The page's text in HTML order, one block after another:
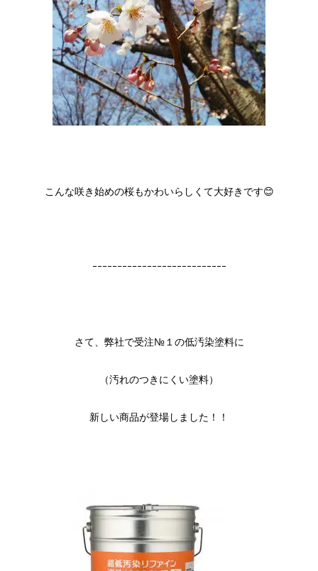
こんな咲き始めの桜もかわいらしくて大好きです😊
ｰｰｰｰｰｰｰｰｰｰｰｰｰｰｰｰｰｰｰｰｰｰｰｰｰｰｰ
さて、弊社で受注№１の低汚染塗料に
（汚れのつきにくい塗料）
新しい商品が登場しました！！